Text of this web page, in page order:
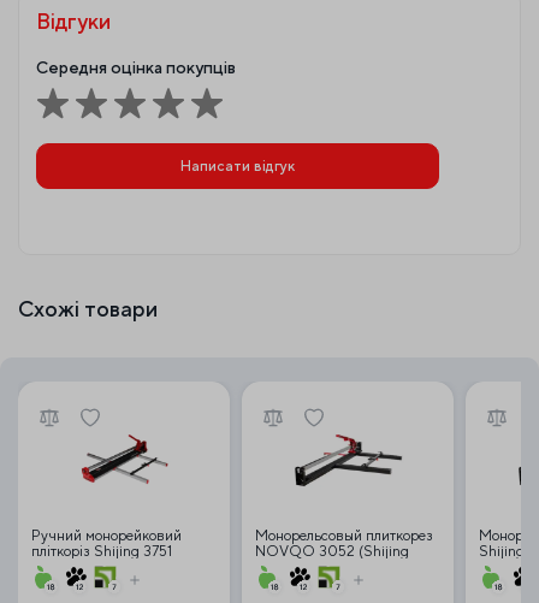
Відгуки
Середня оцінка покупців
Написати відгук
Схожі товари
Ручний монорейковий
пліткоріз Shijing 3751
1200mm
Монорельсовый плиткорез
NOVQO 3052 (Shijing
3052) 1200 мм
Shijing